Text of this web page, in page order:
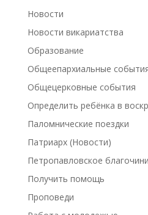
Новости
Новости викариатства
Образование
Общеепархиальные
Общецерковные события
Определить ребёнка в
Паломнические поездки
Патриарх (Новости)
Петропавловское
Получить помощь
Проповеди